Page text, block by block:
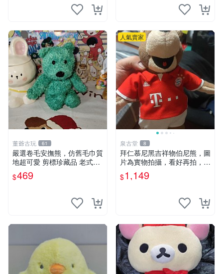
董爺古玩 61
嚴選卷毛安撫熊，仿舊毛巾質
地超可愛 剪標珍藏品 老式毛
巾質地 安撫熊 款式
$469
人氣賣家
泉古堂 8
拜仁慕尼黑吉祥物伯尼熊，圖
片為實物拍攝，看好再拍，不
退不換-187978
$1,149